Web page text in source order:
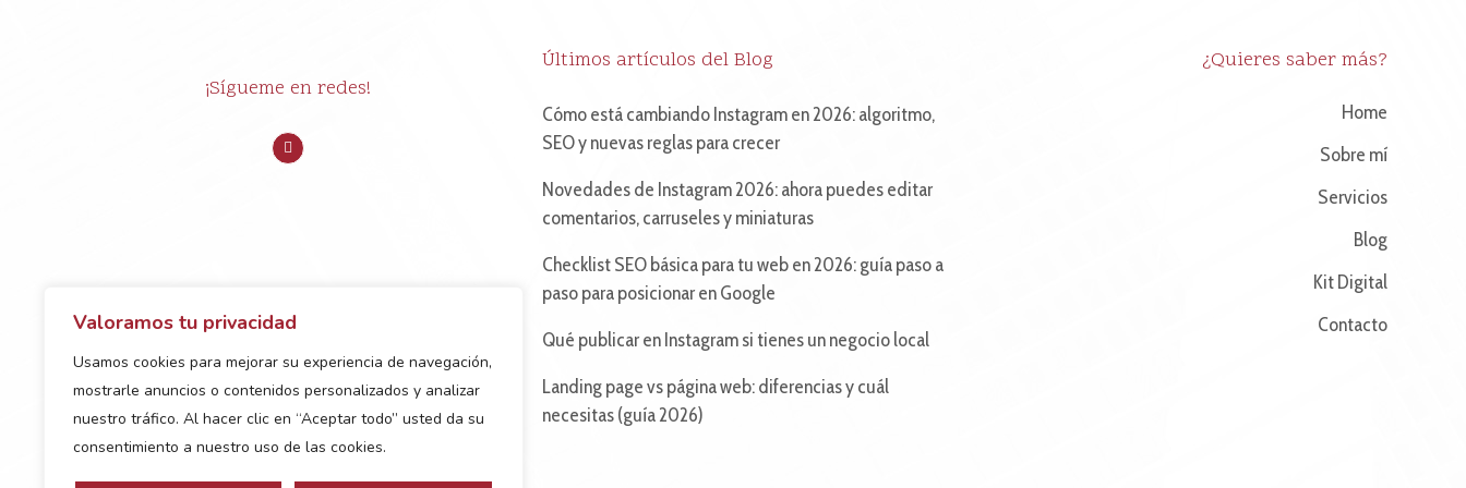
Valoramos tu privacidad
Usamos cookies para mejorar su experiencia de navegación,
mostrarle anuncios o contenidos personalizados y analizar
nuestro tráfico. Al hacer clic en “Aceptar todo” usted da su
consentimiento a nuestro uso de las cookies.
¡Sígueme en redes!
Últimos artículos del Blog
Cómo está cambiando Instagram en 2026: algoritmo,
SEO y nuevas reglas para crecer
Novedades de Instagram 2026: ahora puedes editar
comentarios, carruseles y miniaturas
Checklist SEO básica para tu web en 2026: guía paso a
paso para posicionar en Google
Qué publicar en Instagram si tienes un negocio local
Landing page vs página web: diferencias y cuál
necesitas (guía 2026)
¿Quieres saber más?
Home
Sobre mí
Servicios
Blog
Kit Digital
Contacto